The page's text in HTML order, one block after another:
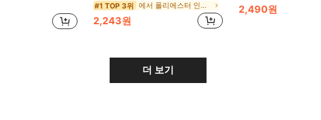
#1 TOP 3위 에서 폴리에스터 인공 장식&인공 장식
2,243원
2,490원
더 보기